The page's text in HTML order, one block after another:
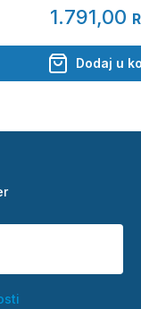
1.791,00
Dodaj u